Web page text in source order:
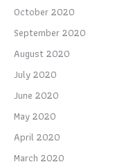
October 2020
September 2020
August 2020
July 2020
June 2020
May 2020
April 2020
March 2020